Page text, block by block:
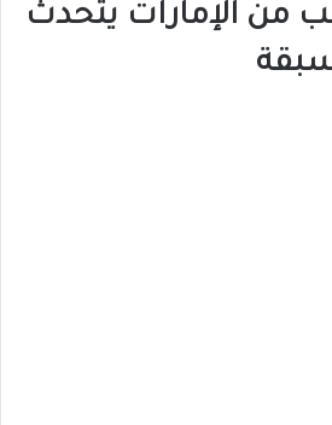
من الإمارات يتحدث